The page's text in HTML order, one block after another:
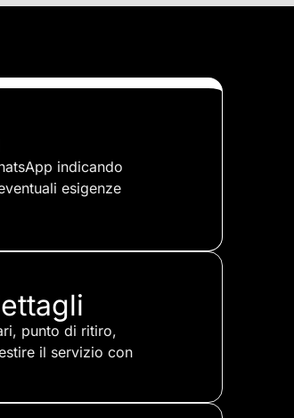
indicando
esigenze
punto di ritiro,
il servizio con